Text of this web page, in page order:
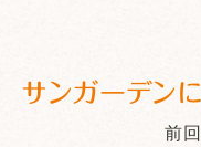
サンガーデン
前